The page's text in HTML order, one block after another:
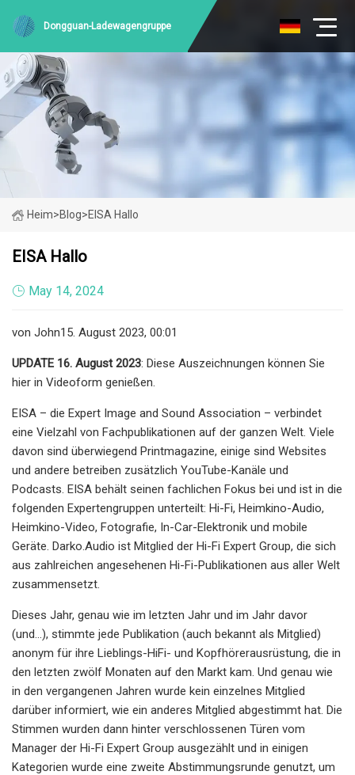
Dongguan-Ladewagengruppe
Heim>Blog>EISA Hallo
EISA Hallo
May 14, 2024
von John15. August 2023, 00:01
UPDATE 16. August 2023: Diese Auszeichnungen können Sie
hier in Videoform genießen.
EISA – die Expert Image and Sound Association – verbindet
eine Vielzahl von Fachpublikationen auf der ganzen Welt. Viele
davon sind überwiegend Printmagazine, einige sind Websites
und andere betreiben zusätzlich YouTube-Kanäle und
Podcasts. EISA behält seinen fachlichen Fokus bei und ist in die
folgenden Expertengruppen unterteilt: Hi-Fi, Heimkino-Audio,
Heimkino-Video, Fotografie, In-Car-Elektronik und mobile
Geräte. Darko.Audio ist Mitglied der Hi-Fi Expert Group, die sich
aus zahlreichen angesehenen Hi-Fi-Publikationen aus aller Welt
zusammensetzt.
Dieses Jahr, genau wie im letzten Jahr und im Jahr davor
(und…), stimmte jede Publikation (auch bekannt als Mitglied)
anonym für ihre Lieblings-HiFi- und Kopfhörerausrüstung, die in
den letzten zwölf Monaten auf den Markt kam. Und genau wie
in den vergangenen Jahren wurde kein einzelnes Mitglied
darüber informiert, wie ein anderes Mitglied abgestimmt hat. Die
Stimmen wurden dann hinter verschlossenen Türen vom
Manager der Hi-Fi Expert Group ausgezählt und in einigen
Kategorien wurde eine zweite Abstimmungsrunde genutzt, um